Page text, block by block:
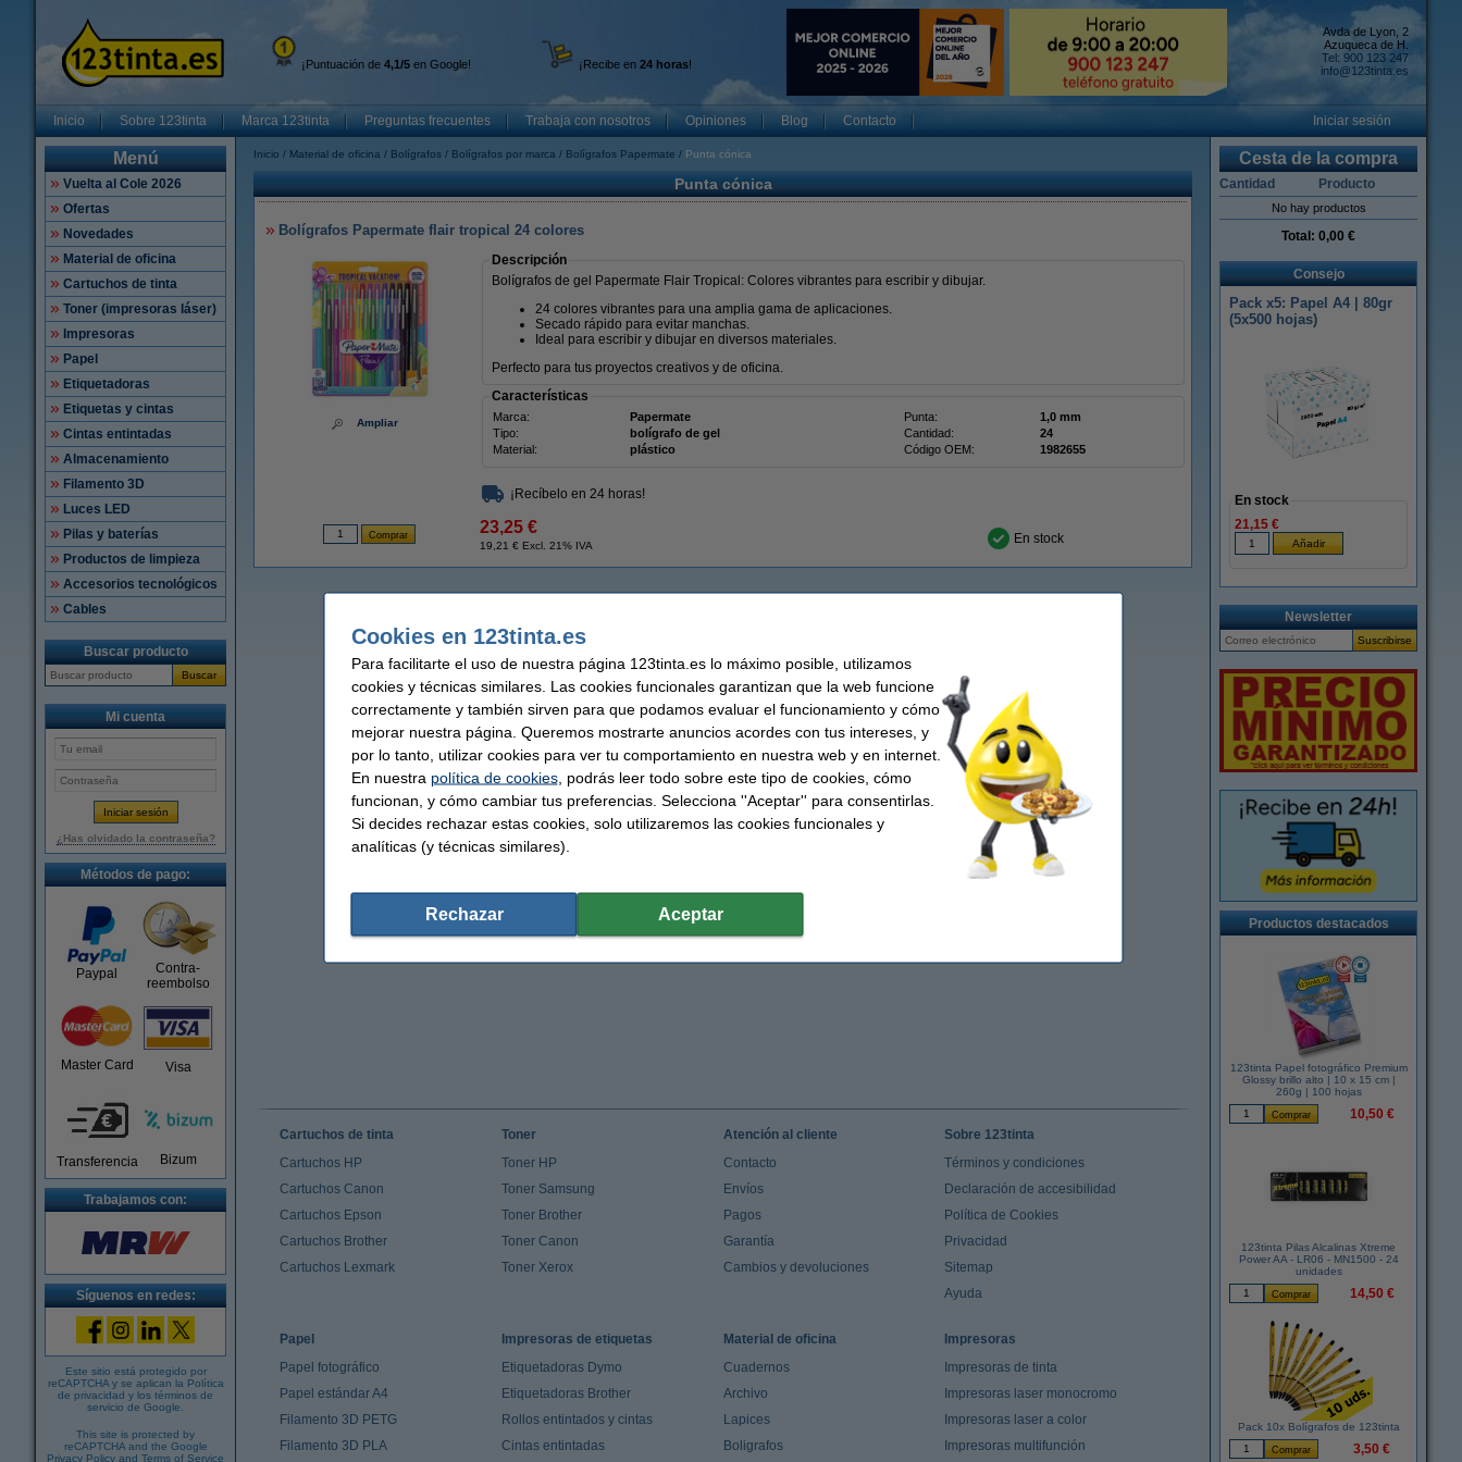
¡Puntuación de 4,1/5 en Google! ¡Recibe en 24 horas!
Avda de Lyon, 2
Azuqueca de H.
Tel: 900 123 247
info@123tinta.es
Inicio Sobre 123tinta Marca 123tinta Preguntas frecuentes Trabaja con nosotros Opiniones Blog Contacto Iniciar sesión
Menú
Vuelta al Cole 2026
Ofertas
Novedades
Material de oficina
Cartuchos de tinta
Toner (impresoras láser)
Impresoras
Papel
Etiquetadoras
Etiquetas y cintas
Cintas entintadas
Almacenamiento
Filamento 3D
Luces LED
Pilas y baterías
Productos de limpieza
Accesorios tecnológicos
Cables
Buscar producto
Buscar
Mi cuenta
¿Has olvidado la contraseña?
Métodos de pago:
Paypal
Contra-
reembolso
Master Card Visa
Transferencia Bizum
Trabajamos con:
Síguenos en redes:
Este sitio está protegido por
reCAPTCHA y se aplican la Política
de privacidad y los términos de
servicio de Google
This site is protected by
reCAPTCHA and the Google
Privacy Policy and Terms of Service
Inicio Material de oficina Bolígrafos Bolígrafos por marca Bolígrafos Papermate Punta cónica
Punta cónica
Bolígrafos Papermate flair tropical 24 colores
Ampliar
Descripción
Bolígrafos de gel Papermate Flair Tropical: Colores vibrantes para escribir y dibujar.
24 colores vibrantes para una amplia gama de aplicaciones.
Secado rápido para evitar manchas.
Ideal para escribir y dibujar en diversos materiales.
Perfecto para tus proyectos creativos y de oficina.
Características
Marca: Papermate Punta:
1,0 mm
Tipo:
bolígrafo de gel Cantidad:
24
Material:
plástico Código OEM: 1982655
¡Recíbelo en 24 horas!
23,25 €
19,21 € Excl. 21% IVA En stock
Cesta de la compra
Cantidad Producto
No hay productos
Total: 0,00 €
Consejo
Pack x5: Papel A4 | 80gr
(5x500 hojas)
En stock
21,15 €
Newsletter
Productos destacados
123tinta Papel fotográfico Premium
Glossy brillo alto | 10 x 15 cm |
260g | 100 hojas
10,50 €
123tinta Pilas Alcalinas Xtreme
Power AA - LR06 - MN1500 - 24
unidades
14,50 €
Pack 10x Bolígrafos de 123tinta
3,50 €
Cartuchos de tinta
Cartuchos HP
Cartuchos Canon
Cartuchos Epson
Cartuchos Brother
Cartuchos Lexmark
Toner
Toner HP
Toner Samsung
Toner Brother
Toner Canon
Toner Xerox
Atención al cliente
Contacto
Envíos
Pagos
Garantía
Cambios y devoluciones
Sobre 123tinta
Términos y condiciones
Declaración de accesibilidad
Política de Cookies
Privacidad
Sitemap
Ayuda
Papel
Papel fotográfico
Papel estándar A4
Filamento 3D PETG
Filamento 3D PLA
Impresoras de etiquetas
Etiquetadoras Dymo
Etiquetadoras Brother
Rollos entintados y cintas
Cintas entintadas
Material de oficina
Cuadernos
Archivo
Lapices
Boligrafos
Impresoras
Impresoras de tinta
Impresoras laser monocromo
Impresoras laser a color
Impresoras multifunción
Cookies en 123tinta.es
Para facilitarte el uso de nuestra página 123tinta.es lo máximo posible, utilizamos
cookies y técnicas similares. Las cookies funcionales garantizan que la web funcione
correctamente y también sirven para que podamos evaluar el funcionamiento y cómo
mejorar nuestra página. Queremos mostrarte anuncios acordes con tus intereses, y
por lo tanto, utilizar cookies para ver tu comportamiento en nuestra web y en internet.
En nuestra política de cookies, podrás leer todo sobre este tipo de cookies, cómo
funcionan, y cómo cambiar tus preferencias. Selecciona ''Aceptar'' para consentirlas.
Si decides rechazar estas cookies, solo utilizaremos las cookies funcionales y
analíticas (y técnicas similares).
Rechazar Aceptar